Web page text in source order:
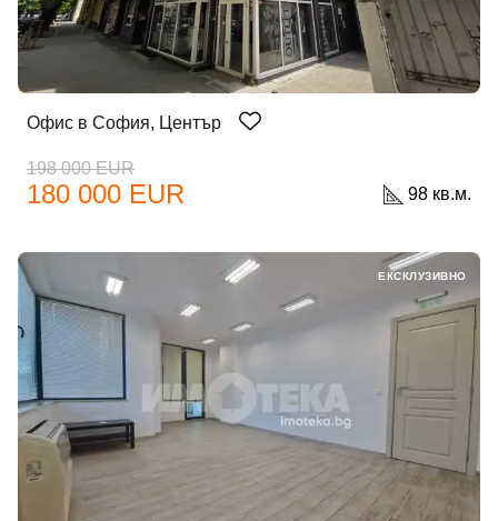
Офис в София, Център
198 000 EUR
180 000 EUR 98 кв.м.
ЕКСКЛУЗИВНО